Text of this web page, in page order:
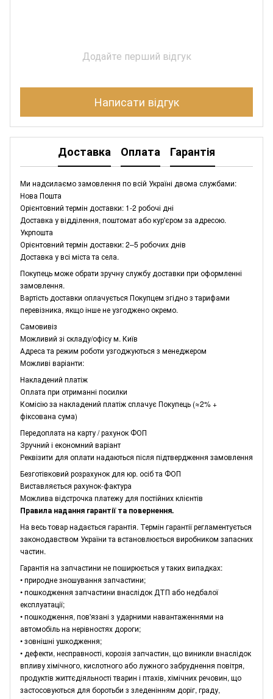
Додайте перший відгук
Написати відгук
Доставка Оплата Гарантія
Ми надсилаємо замовлення по всій Україні двома службами:
Нова Пошта
Орієнтовний термін доставки: 1-2 робочі дні
Доставка у відділення, поштомат або кур'єром за адресою.
Укрпошта
Орієнтовний термін доставки: 2–5 робочих днів
Доставка у всі міста та села.
Покупець може обрати зручну службу доставки при оформленні
замовлення.
Вартість доставки оплачується Покупцем згідно з тарифами
перевізника, якщо інше не узгоджено окремо.
Самовивіз
Можливий зі складу/офісу м. Київ
Адреса та режим роботи узгоджуються з менеджером
Можливі варіанти:
Накладений платіж
Оплата при отриманні посилки
Комісію за накладений платіж сплачує Покупець (≈2% +
фіксована сума)
Передоплата на карту / рахунок ФОП
Зручний і економний варіант
Реквізити для оплати надаються після підтвердження замовлення
Безготівковий розрахунок для юр. осіб та ФОП
Виставляється рахунок-фактура
Можлива відстрочка платежу для постійних клієнтів
Правила надання гарантії та повернення.
На весь товар надається гарантія. Термін гарантії регламентується
законодавством України та встановлюється виробником запасних
частин.
Гарантія на запчастини не поширюється у таких випадках:
• природне зношування запчастини;
• пошкодження запчастини внаслідок ДТП або недбалої
експлуатації;
• пошкодження, пов'язані з ударними навантаженнями на
автомобіль на нерівностях дороги;
• зовнішні ушкодження;
• дефекти, несправності, корозія запчастин, що виникли внаслідок
впливу хімічного, кислотного або лужного забруднення повітря,
продуктів життєдіяльності тварин і птахів, хімічних речовин, що
застосовуються для боротьби з зледенінням доріг, граду,